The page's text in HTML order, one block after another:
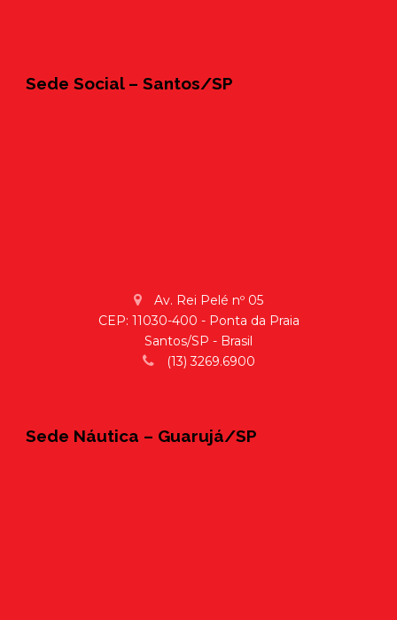
Sede Social – Santos/SP
Av. Rei Pelé nº 05
CEP: 11030-400 - Ponta da Praia
Santos/SP - Brasil
(13) 3269.6900
Sede Náutica – Guarujá/SP